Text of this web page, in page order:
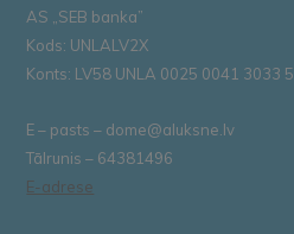
AS „SEB banka”
Kods: UNLALV2X
Konts: LV58 UNLA 0025 0041 3033 5
E – pasts – dome@aluksne.lv
Tālrunis – 64381496
E-adrese